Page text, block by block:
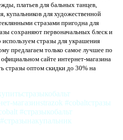
платьев для бальных танцев,
купальников для художественной
стразами пригодна для
сохраняют первоначальных блеск и
стразы для украшения
предлагаем только самое лучшее по
сайте интернет-магазина
стразы оптом скидки до 30% на
магазинstrazok #cobaltстразы
#стразыкобальт